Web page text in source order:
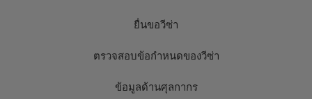
ยื่นขอวีซ่า
ตรวจสอบข้อกำหนดของวีซ่า
ข้อมูลด้านศุลกากร